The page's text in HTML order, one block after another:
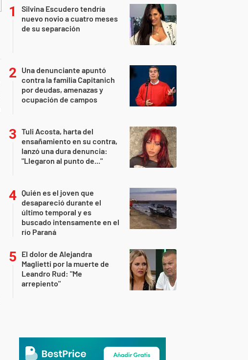
Silvina Escudero tendría
nuevo novio a cuatro meses
de su separación
Una denunciante apuntó
contra la familia Capitanich
por deudas, amenazas y
ocupación de campos
Tuli Acosta, harta del
ensañamiento en su contra,
lanzó una dura denuncia:
"Llegaron al punto de..."
Quién es el joven que
desapareció durante el
último temporal y es
buscado intensamente en el
río Paraná
El dolor de Alejandra
Maglietti por la muerte de
Leandro Rud: "Me
arrepiento"